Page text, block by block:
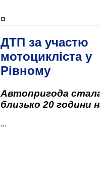
¤
ДТП за участю
мотоцикліста у
Рівному
Автопригода
близько 20 години
...